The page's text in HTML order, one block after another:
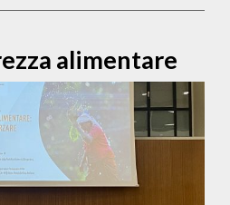
alimentare